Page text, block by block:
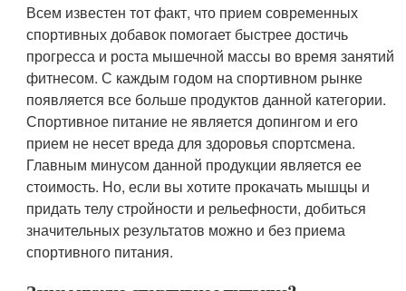
Всем известен тот факт, что прием современных
спортивных добавок помогает быстрее достичь
прогресса и роста мышечной массы во время занятий
фитнесом. С каждым годом на спортивном рынке
появляется все больше продуктов данной категории.
Спортивное питание не является допингом и его
прием не несет вреда для здоровья спортсмена.
Главным минусом данной продукции является ее
стоимость. Но, если вы хотите прокачать мышцы и
придать телу стройности и рельефности, добиться
значительных результатов можно и без приема
спортивного питания.